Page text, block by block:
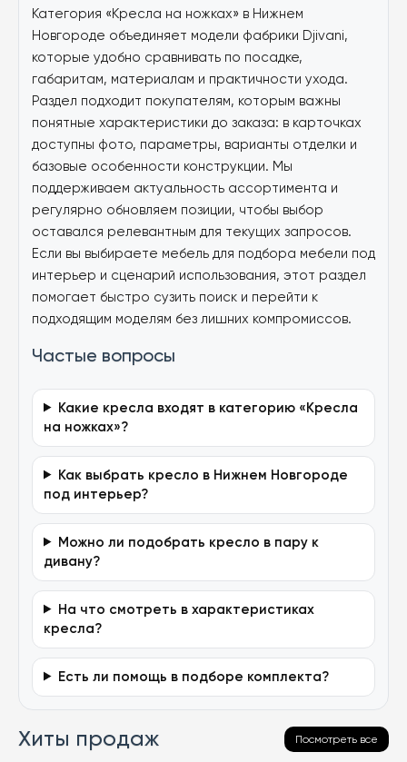
Категория «Кресла на ножках» в Нижнем
Новгороде объединяет модели фабрики Djivani,
которые удобно сравнивать по посадке,
габаритам, материалам и практичности ухода.
Раздел подходит покупателям, которым важны
понятные характеристики до заказа: в карточках
доступны фото, параметры, варианты отделки и
базовые особенности конструкции. Мы
поддерживаем актуальность ассортимента и
регулярно обновляем позиции, чтобы выбор
оставался релевантным для текущих запросов.
Если вы выбираете мебель для подбора мебели под
интерьер и сценарий использования, этот раздел
помогает быстро сузить поиск и перейти к
подходящим моделям без лишних компромиссов.
Частые вопросы
Какие кресла входят в категорию «Кресла
на ножках»?
Как выбрать кресло в Нижнем Новгороде
под интерьер?
Можно ли подобрать кресло в пару к
дивану?
На что смотреть в характеристиках
кресла?
Есть ли помощь в подборе комплекта?
Хиты продаж Посмотреть все